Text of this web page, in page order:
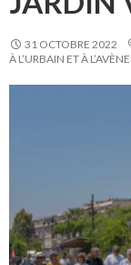
31 OCTOBRE 2022
À L’URBAIN ET À